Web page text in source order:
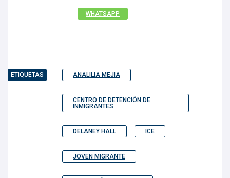
WHATSAPP
ETIQUETAS ANALILIA MEJIA
CENTRO DE DETENCIÓN DE
INMIGRANTES
DELANEY HALL ICE
JOVEN MIGRANTE